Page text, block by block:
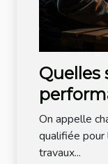
Quelles
On appelle
qualifiée pour
travaux...